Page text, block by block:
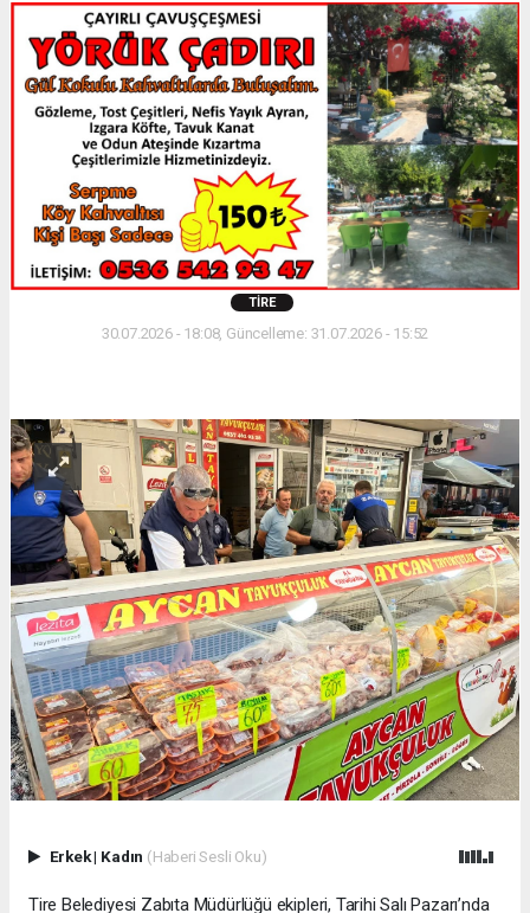
TIRE
30.07.2026 - 18:08, Güncelleme: 31.07.2026 - 15:52
Erkek| Kadın (Haberi Sesli Oku)
Tire Belediyesi Zabıta Müdürlüğü ekipleri, Tarihi Salı Pazarı’nda